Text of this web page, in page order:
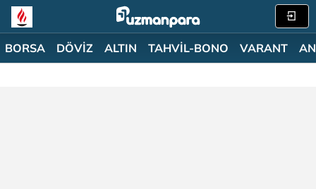
BORSA DÖVİZ ALTIN TAHVİL-BONO VARANT